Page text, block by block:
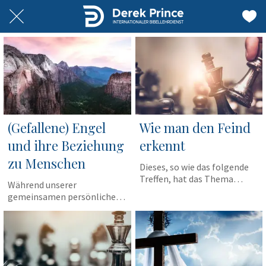
(Gefallene) Engel
und ihre Beziehung
zu Menschen
Während unserer
gemeinsamen persönlichen
Zeit der Anbetung kam es
mehr als einmal vor, dass
Ruth die Engel singen hörte.
Angesichts dieser Tatsache
wurden wir uns bewusst,
Wie man den Feind
erkennt
Dieses, so wie das folgende
Treffen, hat das Thema
Untertitel: Was sie schon
immer über Dämonen wissen
wollten, sich aber nie zu
fragen trauten. In diesen
beiden Treffen, möchte ich